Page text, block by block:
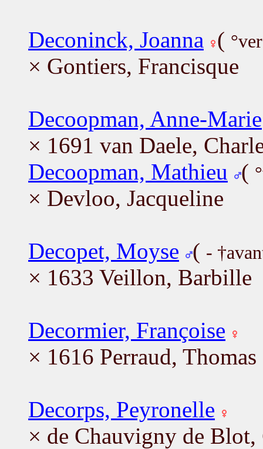
Deconinck, Joanna (
× Gontiers, Francisque
Decoopman, Anne-Marie
× 1691 van Daele,
Decoopman, Mathieu
(
× Devloo, Jacqueline
Decopet, Moyse ( -
× 1633 Veillon, Barbille
Decormier, Françoise
× 1616 Perraud, Thomas
Decorps, Peyronelle
× de Chauvigny de Blot,